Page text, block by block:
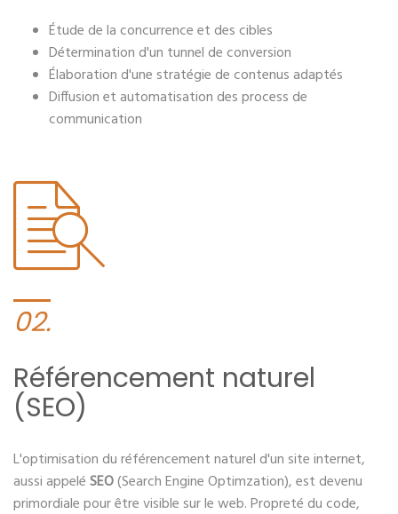
Étude de la concurrence et des cibles
Détermination d'un tunnel de conversion
Élaboration d'une stratégie de contenus adaptés
Diffusion et automatisation des process de
communication
02.
Référencement naturel
(SEO)
L'optimisation du référencement naturel d'un site internet,
aussi appeléSEO(Search Engine Optimzation), est devenu
primordiale pour être visible sur le web. Propreté du code,